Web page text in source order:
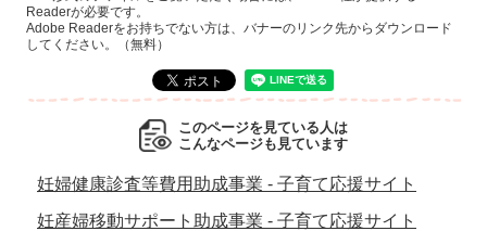
Readerが必要です。
Adobe Readerをお持ちでない方は、バナーのリンク先からダウンロード
してください。（無料）
このページを見ている人は
こんなページも見ています
妊婦健康診査等費用助成事業 - 子育て応援サイト
妊産婦移動サポート助成事業 - 子育て応援サイト